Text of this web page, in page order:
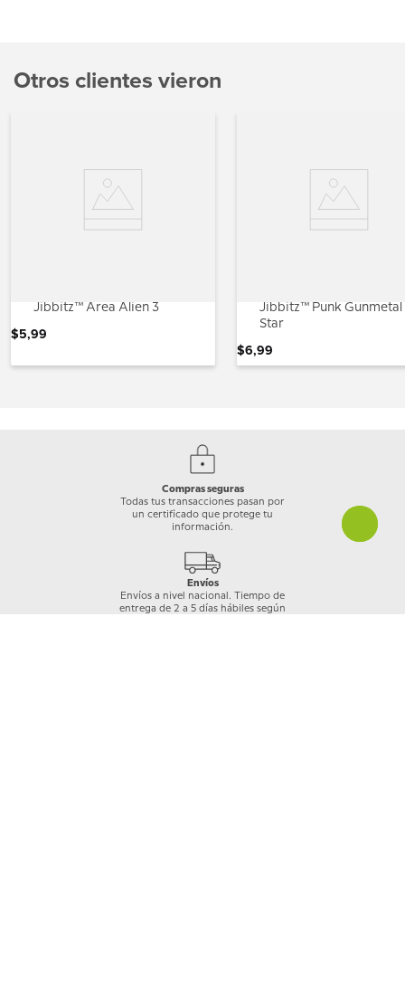
Otros clientes vieron
Jibbitz™ Area Alien 3
$5,99
Jibbitz™ Punk Gunmetal
Star
$6,99
Compras seguras
Todas tus transacciones pasan por
un certificado que protege tu
información.
Envíos
Envíos a nivel nacional. Tiempo de
entrega de 2 a 5 días hábiles según